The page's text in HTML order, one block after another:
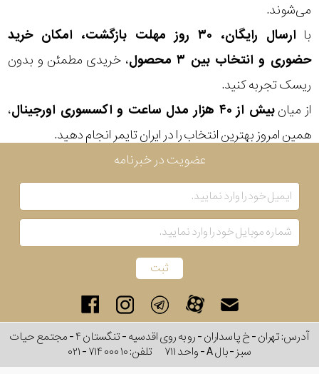
می‌شوند.
با
ارسال رایگان، ۳۰ روز مهلت بازگشت، امکان خرید
حضوری و انتخاب بین ۳ محصول
، خریدی مطمئن و بدون
ریسک تجربه کنید.
از میانبیش از ۴۰ هزار مدل ساعت و اکسسوری اورجینال
،
همین امروز بهترین انتخاب را در ایران تایمر انجام دهید.
یا قلب
باز
نمایش
بیشتر...
موتور
رنگ
رفته
بکاررفته
اصالت
عضویت در خبرنامه
آدرس: تهران - خ پاسداران - رو به روی اقدسیه - تنگستان ۴ - مجتمع حیات
سبز - بال A - واحد ۷۱۱
تلفن:۰۲۱ - ۷۱۴ ۰۰۰ ۱۰